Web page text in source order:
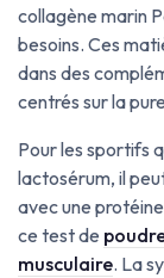
collagène marin
besoins. Ces
dans des
centrés sur la
Pour les sportifs
lactosérum, il
avec une
ce test de
musculaire. La